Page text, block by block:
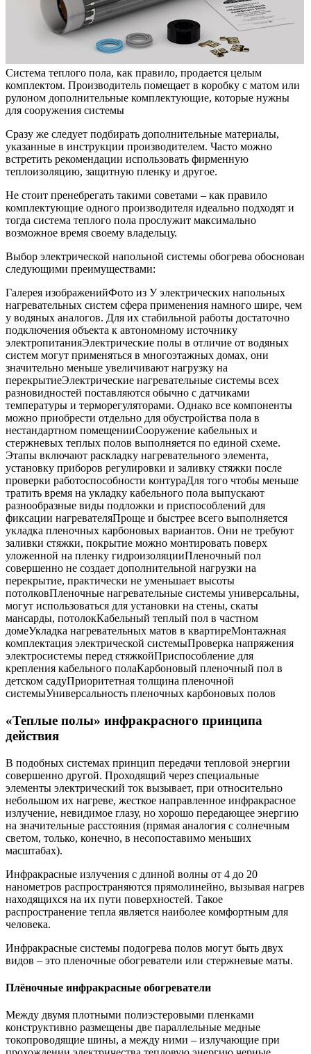
Система теплого пола, как правило, продается целым
комплектом. Производитель помещает в коробку с матом или
рулоном дополнительные комплектующие, которые нужны
для сооружения системы
Сразу же следует подбирать дополнительные материалы,
указанные в инструкции производителем. Часто можно
встретить рекомендации использовать фирменную
теплоизоляцию, защитную пленку и другое.
Не стоит пренебрегать такими советами – как правило
комплектующие одного производителя идеально подходят и
тогда система теплого пола прослужит максимально
возможное время своему владельцу.
Выбор электрической напольной системы обогрева обоснован
следующими преимуществами:
Галерея изображенийФото из У электрических напольных
нагревательных систем сфера применения намного шире, чем
у водяных аналогов. Для их стабильной работы достаточно
подключения объекта к автономному источнику
электропитанияЭлектрические полы в отличие от водяных
систем могут применяться в многоэтажных домах, они
значительно меньше увеличивают нагрузку на
перекрытиеЭлектрические нагревательные системы всех
разновидностей поставляются обычно с датчиками
температуры и терморегуляторами. Однако все компоненты
можно приобрести отдельно для обустройства пола в
нестандартном помещенииСооружение кабельных и
стержневых теплых полов выполняется по единой схеме.
Этапы включают раскладку нагревательного элемента,
установку приборов регулировки и заливку стяжки после
проверки работоспособности контураДля того чтобы меньше
тратить время на укладку кабельного пола выпускают
разнообразные виды подложки и приспособлений для
фиксации нагревателяПроще и быстрее всего выполняется
укладка пленочных карбоновых вариантов. Они не требуют
заливки стяжки, покрытие можно монтировать поверх
уложенной на пленку гидроизоляцииПленочный пол
совершенно не создает дополнительной нагрузки на
перекрытие, практически не уменьшает высоты
потолковПленочные нагревательные системы универсальны,
могут использоваться для установки на стены, скаты
мансарды, потолокКабельный теплый пол в частном
домеУкладка нагревательных матов в квартиреМонтажная
комплектация электрической системыПроверка напряжения
электросистемы перед стяжкойПриспособление для
крепления кабельного полаКарбоновый пленочный пол в
детском садуПриоритетная толщина пленочной
системыУниверсальность пленочных карбоновых полов
«Теплые полы» инфракрасного принципа
действия
В подобных системах принцип передачи тепловой энергии
совершенно другой. Проходящий через специальные
элементы электрический ток вызывает, при относительно
небольшом их нагреве, жесткое направленное инфракрасное
излучение, невидимое глазу, но хорошо передающее энергию
на значительные расстояния (прямая аналогия с солнечным
светом, только, конечно, в несопоставимо меньших
масштабах).
Инфракрасные излучения с длиной волны от 4 до 20
нанометров распространяются прямолинейно, вызывая нагрев
находящихся на их пути поверхностей. Такое
распространение тепла является наиболее комфортным для
человека.
Инфракрасные системы подогрева полов могут быть двух
видов – это пленочные обогреватели или стержневые маты.
Плёночные инфракрасные обогреватели
Между двумя плотными полиэстеровыми пленками
конструктивно размещены две параллельные медные
токопроводящие шины, а между ними – излучающие при